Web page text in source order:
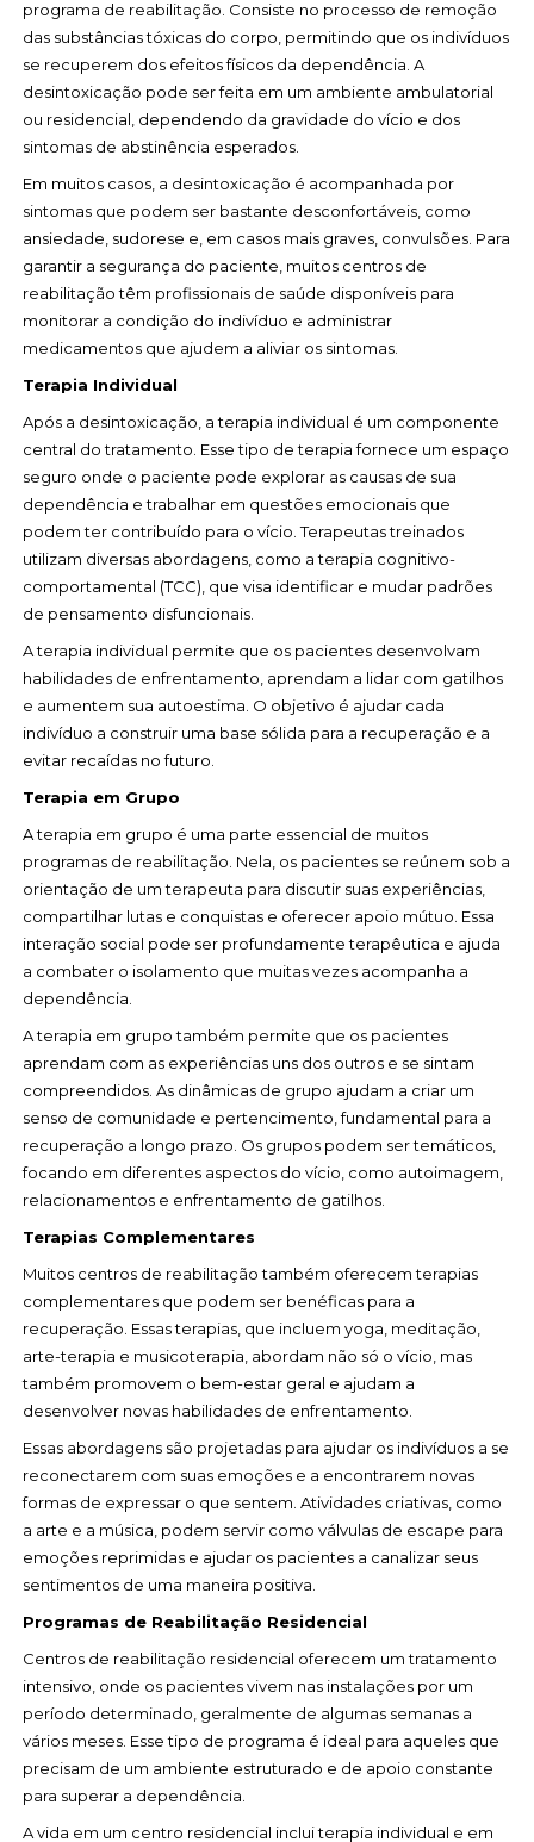
programa de reabilitação. Consiste no processo de remoção
das substâncias tóxicas do corpo, permitindo que os indivíduos
se recuperem dos efeitos físicos da dependência. A
desintoxicação pode ser feita em um ambiente ambulatorial
ou residencial, dependendo da gravidade do vício e dos
sintomas de abstinência esperados.
Em muitos casos, a desintoxicação é acompanhada por
sintomas que podem ser bastante desconfortáveis, como
ansiedade, sudorese e, em casos mais graves, convulsões. Para
garantir a segurança do paciente, muitos centros de
reabilitação têm profissionais de saúde disponíveis para
monitorar a condição do indivíduo e administrar
medicamentos que ajudem a aliviar os sintomas.
Terapia Individual
Após a desintoxicação, a terapia individual é um componente
central do tratamento. Esse tipo de terapia fornece um espaço
seguro onde o paciente pode explorar as causas de sua
dependência e trabalhar em questões emocionais que
podem ter contribuído para o vício. Terapeutas treinados
utilizam diversas abordagens, como a terapia cognitivo-
comportamental (TCC), que visa identificar e mudar padrões
de pensamento disfuncionais.
A terapia individual permite que os pacientes desenvolvam
habilidades de enfrentamento, aprendam a lidar com gatilhos
e aumentem sua autoestima. O objetivo é ajudar cada
indivíduo a construir uma base sólida para a recuperação e a
evitar recaídas no futuro.
Terapia em Grupo
A terapia em grupo é uma parte essencial de muitos
programas de reabilitação. Nela, os pacientes se reúnem sob a
orientação de um terapeuta para discutir suas experiências,
compartilhar lutas e conquistas e oferecer apoio mútuo. Essa
interação social pode ser profundamente terapêutica e ajuda
a combater o isolamento que muitas vezes acompanha a
dependência.
A terapia em grupo também permite que os pacientes
aprendam com as experiências uns dos outros e se sintam
compreendidos. As dinâmicas de grupo ajudam a criar um
senso de comunidade e pertencimento, fundamental para a
recuperação a longo prazo. Os grupos podem ser temáticos,
focando em diferentes aspectos do vício, como autoimagem,
relacionamentos e enfrentamento de gatilhos.
Terapias Complementares
Muitos centros de reabilitação também oferecem terapias
complementares que podem ser benéficas para a
recuperação. Essas terapias, que incluem yoga, meditação,
arte-terapia e musicoterapia, abordam não só o vício, mas
também promovem o bem-estar geral e ajudam a
desenvolver novas habilidades de enfrentamento.
Essas abordagens são projetadas para ajudar os indivíduos a se
reconectarem com suas emoções e a encontrarem novas
formas de expressar o que sentem. Atividades criativas, como
a arte e a música, podem servir como válvulas de escape para
emoções reprimidas e ajudar os pacientes a canalizar seus
sentimentos de uma maneira positiva.
Programas de Reabilitação Residencial
Centros de reabilitação residencial oferecem um tratamento
intensivo, onde os pacientes vivem nas instalações por um
período determinado, geralmente de algumas semanas a
vários meses. Esse tipo de programa é ideal para aqueles que
precisam de um ambiente estruturado e de apoio constante
para superar a dependência.
A vida em um centro residencial inclui terapia individual e em